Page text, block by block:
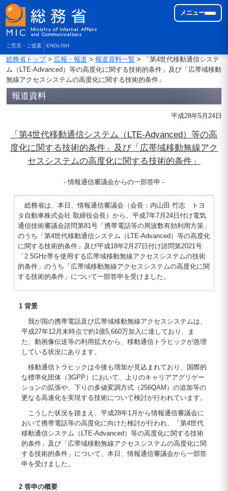
ご意見・ご提案 ENGLISH
メニュー
総務省トップ> 広報・報道 > 報道資料一覧> 「第4世代移動通信システ
ム（LTE-Advanced）等の高度化に関する技術的条件」及び「広帯域移動
無線アクセスシステムの高度化に関する技術的条件」
報道資料
平成28年5月24日
「第4世代移動通信システム（LTE-Advanced）等の高
度化に関する技術的条件」及び「広帯域移動無線アク
セスシステムの高度化に関する技術的条件」
- 情報通信審議会からの一部答申 -
総務省は、本日、情報通信審議会（会長：内山田 竹志 トヨ
タ自動車株式会社 取締役会長）から、平成7年7月24日付け電気
通信技術審議会諮問第81号「携帯電話等の周波数有効利用方策」
のうち「第4世代移動通信システム（LTE-Advanced）等の高度化
に関する技術的条件」及び平成18年2月27日付け諮問第2021号
「2.5GHz帯を使用する広帯域移動無線アクセスシステムの技術
的条件」のうち「広帯域移動無線アクセスシステムの高度化に関
する技術的条件」について一部答申を受けました。
1 背景
我が国の携帯電話及び広帯域移動無線アクセスシステムは、
平成27年12月末時点で約1億5,660万加入に達しており、ま
た、動画像伝送等の利用拡大から、移動通信トラヒックが急増
している状況にあります。
移動通信トラヒックは今後も増加が見込まれており、国際的
な標準化団体（3GPP）において、上りのキャリアアグリゲー
ションの拡張や、下りの多値変調方式（256QAM）の追加等の
更なる高速化を実現する技術について検討が行われています。
こうした状況を踏まえ、平成28年1月から情報通信審議会に
おいて携帯電話等の高度化に向けた検討が行われ、「第4世代
移動通信システム（LTE-Advanced）等の高度化に関する技術
的条件」及び「広帯域移動無線アクセスシステムの高度化に関
する技術的条件」について、本日、情報通信審議会から一部答
申を受けました。
2 答申の概要